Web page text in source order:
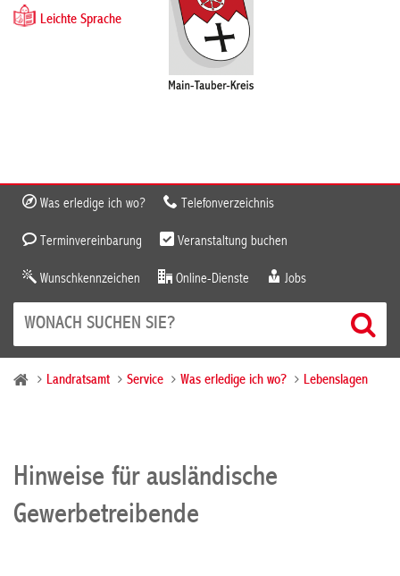
Leichte Sprache
Was erledige ich wo? Telefonverzeichnis
Terminvereinbarung Veranstaltung buchen
Wunschkennzeichen Online-Dienste Jobs
Landratsamt Service Was erledige ich wo? Lebenslagen
Hinweise für ausländische
Gewerbetreibende